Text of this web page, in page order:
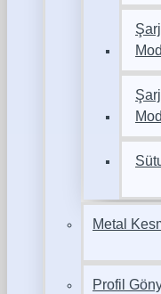
Metal
Profil